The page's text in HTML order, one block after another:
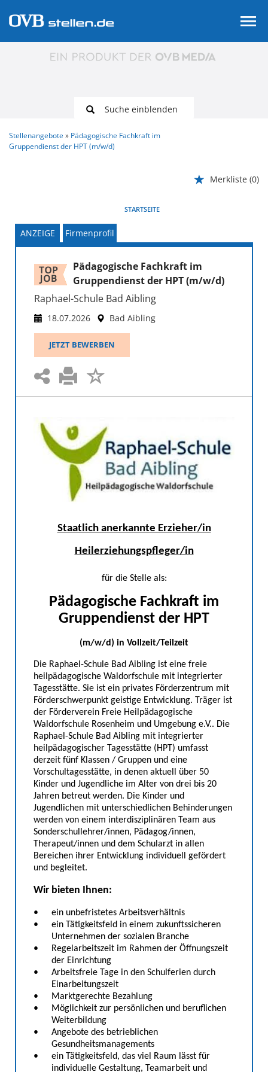
Suche einblenden
Stellenangebote
Pädagogische Fachkraft im
Gruppendienst der HPT (m/w/d)
Merkliste (0)
STARTSEITE
ANZEIGE Firmenprofil
Pädagogische Fachkraft im
Gruppendienst der HPT (m/w/d)
Raphael-Schule Bad Aibling
18.07.2026 Bad Aibling
JETZT BEWERBEN